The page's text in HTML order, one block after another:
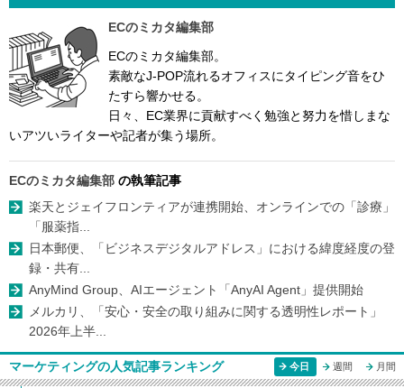
ECのミカタ編集部
ECのミカタ編集部。
素敵なJ-POP流れるオフィスにタイピング音をひ
たすら響かせる。
日々、EC業界に貢献すべく勉強と努力を惜しまな
いアツいライターや記者が集う場所。
ECのミカタ編集部 の執筆記事
楽天とジェイフロンティアが連携開始、オンラインでの「診療」
「服薬指...
日本郵便、「ビジネスデジタルアドレス」における緯度経度の登
録・共有...
AnyMind Group、AIエージェント「AnyAI Agent」提供開始
メルカリ、「安心・安全の取り組みに関する透明性レポート」
2026年上半...
マーケティングの人気記事ランキング 今日 週間 月間